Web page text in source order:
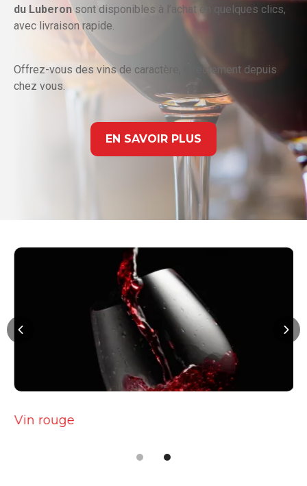
du Luberonsont disponibles à l’achat en quelques clics,
avec livraison rapide.
Offrez-vous des vins de caractère, directement depuis
chez vous.
EN SAVOIR PLUS
Vin rouge